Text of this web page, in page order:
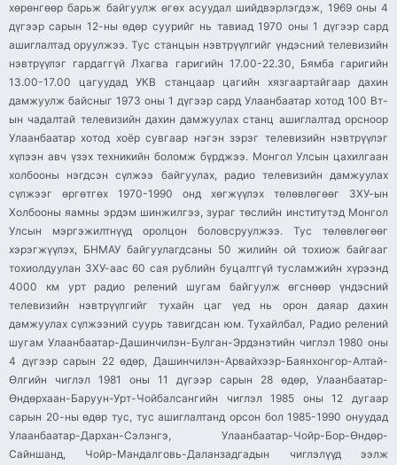
хөрөнгөөр барьж байгуулж өгөх асуудал шийдвэрлэгдэж, 1969 оны 4
дүгээр сарын 12-ны өдөр суурийг нь тавиад 1970 оны 1 дүгээр сард
ашиглалтад оруулжээ. Тус станцын нэвтрүүлгийг үндэсний телевизийн
нэвтрүүлэг гардаггүй Лхагва гаригийн 17.00-22.30, Бямба гаригийн
13.00-17.00 цагуудад УКВ станцаар цагийн хязгаартайгаар дахин
дамжуулж байсныг 1973 оны 1 дүгээр сард Улаанбаатар хотод 100 Вт-
ын чадалтай телевизийн дахин дамжуулах станц ашиглалтад орсноор
Улаанбаатар хотод хоёр сувгаар нэгэн зэрэг телевизийн нэвтрүүлэг
хүлээн авч үзэх техникийн боломж бүрджээ. Монгол Улсын цахилгаан
холбооны нэгдсэн сүлжээ байгуулах, радио телевизийн дамжуулах
сүлжээг өргөтгөх 1970-1990 онд хөгжүүлэх төлөвлөгөөг ЗХУ-ын
Холбооны яамны эрдэм шинжилгээ, зураг төслийн институтэд Монгол
Улсын мэргэжилтнүүд оролцон боловсруулжээ. Тус төлөвлөгөөг
хэрэгжүүлэх, БНМАУ байгуулагдсаны 50 жилийн ой тохиож байгааг
тохиолдуулан ЗХУ-аас 60 сая рублийн буцалтгүй тусламжийн хүрээнд
4000 км урт радио релений шугам байгуулж өгснөөр үндэсний
телевизийн нэвтрүүлгийг тухайн цаг үед нь орон даяар дахин
дамжуулах сүлжээний суурь тавигдсан юм. Тухайлбал, Радио релений
шугам Улаанбаатар-Дашинчилэн-Булган-Эрдэнэтийн чиглэл 1980 оны
4 дүгээр сарын 22 өдөр, Дашинчилэн-Арвайхээр-Баянхонгор-Алтай-
Өлгийн чиглэл 1981 оны 11 дүгээр сарын 28 өдөр, Улаанбаатар-
Өндөрхаан-Баруун-Урт-Чойбалсангийн чиглэл 1985 оны 12 дугаар
сарын 20-ны өдөр тус, тус ашиглалтанд орсон бол 1985-1990 онуудад
Улаанбаатар-Дархан-Сэлэнгэ, Улаанбаатар-Чойр-Бор-Өндөр-
Сайншанд, Чойр-Мандалговь-Даланзадгадын чиглэлүүд ээлж